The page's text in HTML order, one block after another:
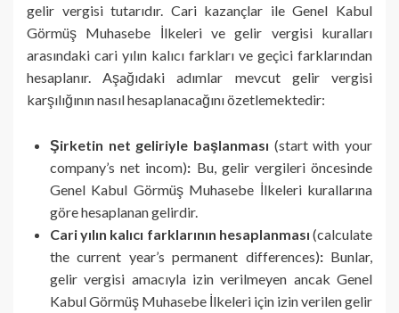
gelir vergisi tutarıdır. Cari kazançlar ile Genel Kabul
Görmüş Muhasebe İlkeleri ve gelir vergisi kuralları
arasındaki cari yılın kalıcı farkları ve geçici farklarından
hesaplanır. Aşağıdaki adımlar mevcut gelir vergisi
karşılığının nasıl hesaplanacağını özetlemektedir:
Şirketin net geliriyle başlanması (start with your
company’s net incom): Bu, gelir vergileri öncesinde
Genel Kabul Görmüş Muhasebe İlkeleri kurallarına
göre hesaplanan gelirdir.
Cari yılın kalıcı farklarının hesaplanması (calculate
the current year’s permanent differences):Bunlar,
gelir vergisi amacıyla izin verilmeyen ancak Genel
Kabul Görmüş Muhasebe İlkeleri için izin verilen gelir